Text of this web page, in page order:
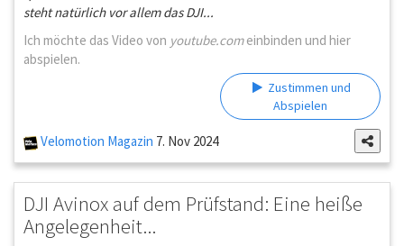
steht natürlich vor allem das DJI...
Ich möchte das Video von youtube.comeinbinden und hier
abspielen.
Zustimmen und
Abspielen
Velomotion Magazin 7. Nov 2024
DJI Avinox auf dem Prüfstand: Eine heiße
Angelegenheit...